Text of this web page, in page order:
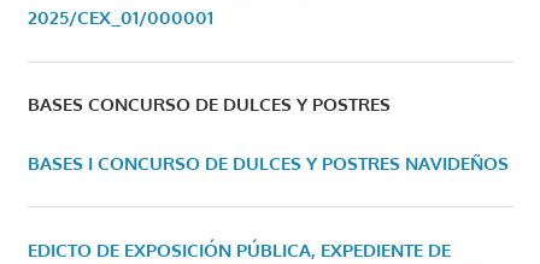
2025/CEX_01/000001
BASES CONCURSO DE DULCES Y POSTRES
BASES I CONCURSO DE DULCES Y POSTRES NAVIDEÑOS
EDICTO DE EXPOSICIÓN PÚBLICA, EXPEDIENTE DE